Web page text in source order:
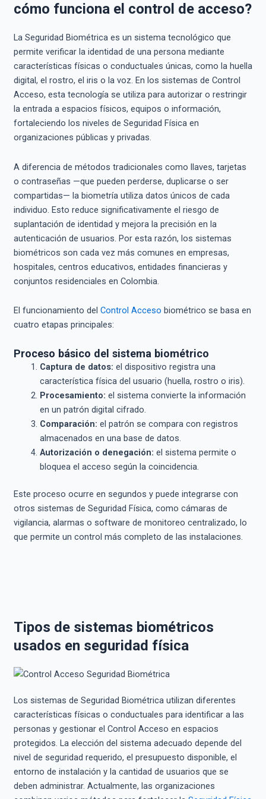
cómo funciona el control de acceso?
La Seguridad Biométrica es un sistema tecnológico que
permite verificar la identidad de una persona mediante
características físicas o conductuales únicas, como la huella
digital, el rostro, el iris o la voz. En los sistemas de Control
Acceso, esta tecnología se utiliza para autorizar o restringir
la entrada a espacios físicos, equipos o información,
fortaleciendo los niveles de Seguridad Física en
organizaciones públicas y privadas.
A diferencia de métodos tradicionales como llaves, tarjetas
o contraseñas —que pueden perderse, duplicarse o ser
compartidas— la biometría utiliza datos únicos de cada
individuo. Esto reduce significativamente el riesgo de
suplantación de identidad y mejora la precisión en la
autenticación de usuarios. Por esta razón, los sistemas
biométricos son cada vez más comunes en empresas,
hospitales, centros educativos, entidades financieras y
conjuntos residenciales en Colombia.
El funcionamiento del Control Acceso biométrico se basa en
cuatro etapas principales:
Proceso básico del sistema biométrico
Captura de datos: el dispositivo registra una
característica física del usuario (huella, rostro o iris).
Procesamiento: el sistema convierte la información
en un patrón digital cifrado.
Comparación: el patrón se compara con registros
almacenados en una base de datos.
Autorización o denegación: el sistema permite o
bloquea el acceso según la coincidencia.
Este proceso ocurre en segundos y puede integrarse con
otros sistemas de Seguridad Física, como cámaras de
vigilancia, alarmas o software de monitoreo centralizado, lo
que permite un control más completo de las instalaciones.
Tipos de sistemas biométricos
usados en seguridad física
Los sistemas de Seguridad Biométrica utilizan diferentes
características físicas o conductuales para identificar a las
personas y gestionar el Control Acceso en espacios
protegidos. La elección del sistema adecuado depende del
nivel de seguridad requerido, el presupuesto disponible, el
entorno de instalación y la cantidad de usuarios que se
deben administrar. Actualmente, las organizaciones